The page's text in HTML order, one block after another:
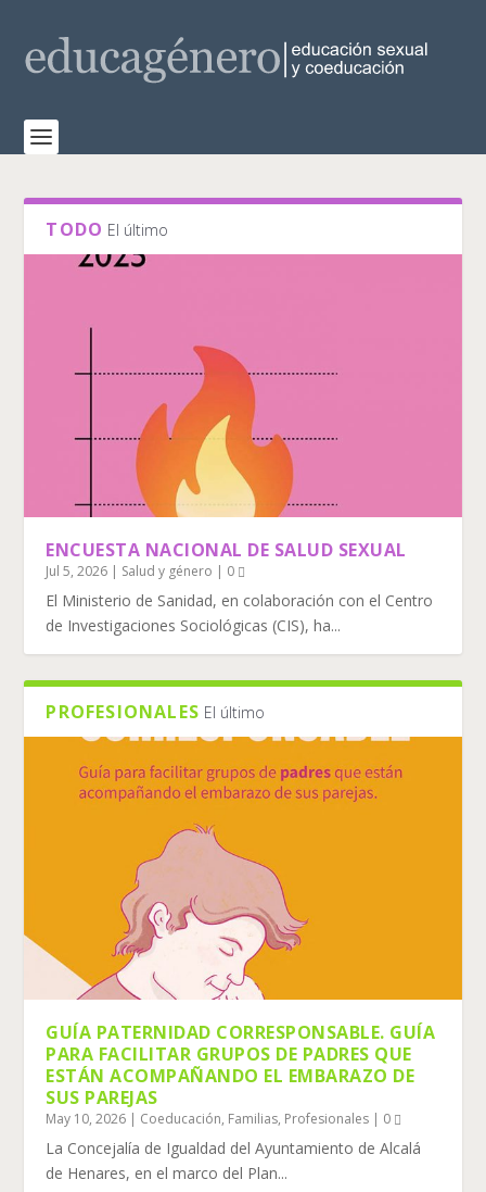
TODO El último
ENCUESTA NACIONAL DE SALUD SEXUAL
Jul 5, 2026 | Salud y género | 0
El Ministerio de Sanidad, en colaboración con el Centro
de Investigaciones Sociológicas (CIS), ha...
PROFESIONALES El último
GUÍA PATERNIDAD CORRESPONSABLE. GUÍA
PARA FACILITAR GRUPOS DE PADRES QUE
ESTÁN ACOMPAÑANDO EL EMBARAZO DE
SUS PAREJAS
May 10, 2026 | Coeducación, Familias, Profesionales | 0
La Concejalía de Igualdad del Ayuntamiento de Alcalá
de Henares, en el marco del Plan...